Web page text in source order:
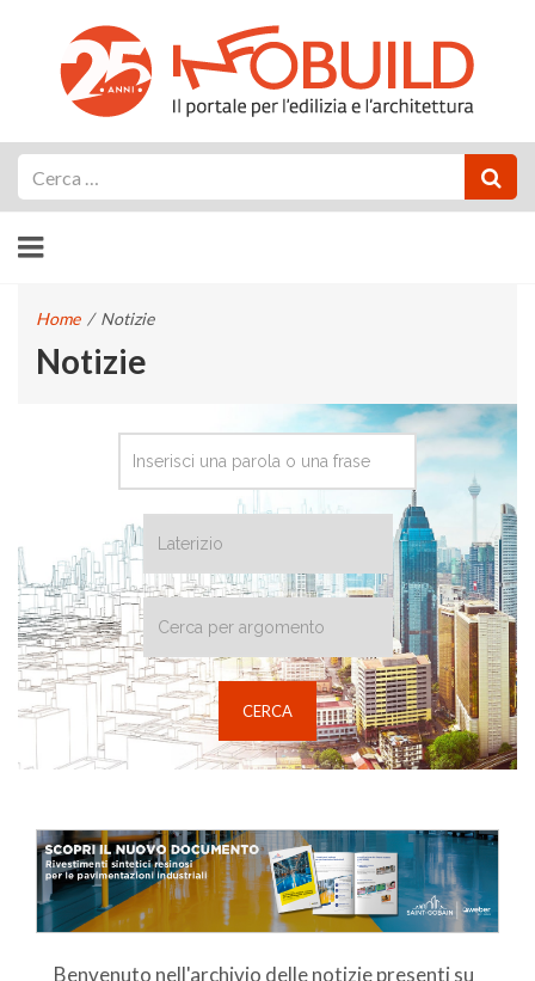
Home / Notizie
Notizie
Benvenuto nell'archivio delle notizie presenti su